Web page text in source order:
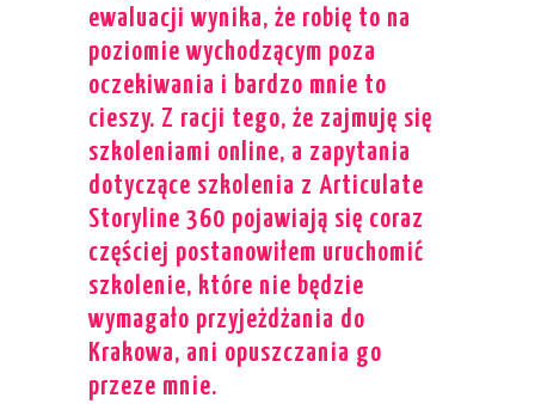
ewaluacji wynika, że robię to na
poziomie wychodzącym poza
oczekiwania i bardzo mnie to
cieszy. Z racji tego, że zajmuję się
szkoleniami online, a zapytania
dotyczące szkolenia z Articulate
Storyline 360 pojawiają się coraz
częściej postanowiłem uruchomić
szkolenie, które nie będzie
wymagało przyjeżdżania do
Krakowa, ani opuszczania go
przeze mnie.